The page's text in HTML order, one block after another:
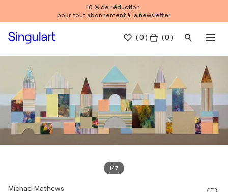
10 % de réduction
pour tout abonnement à la newsletter
(0 ) ( 0 )
1/7
Michael Mathews